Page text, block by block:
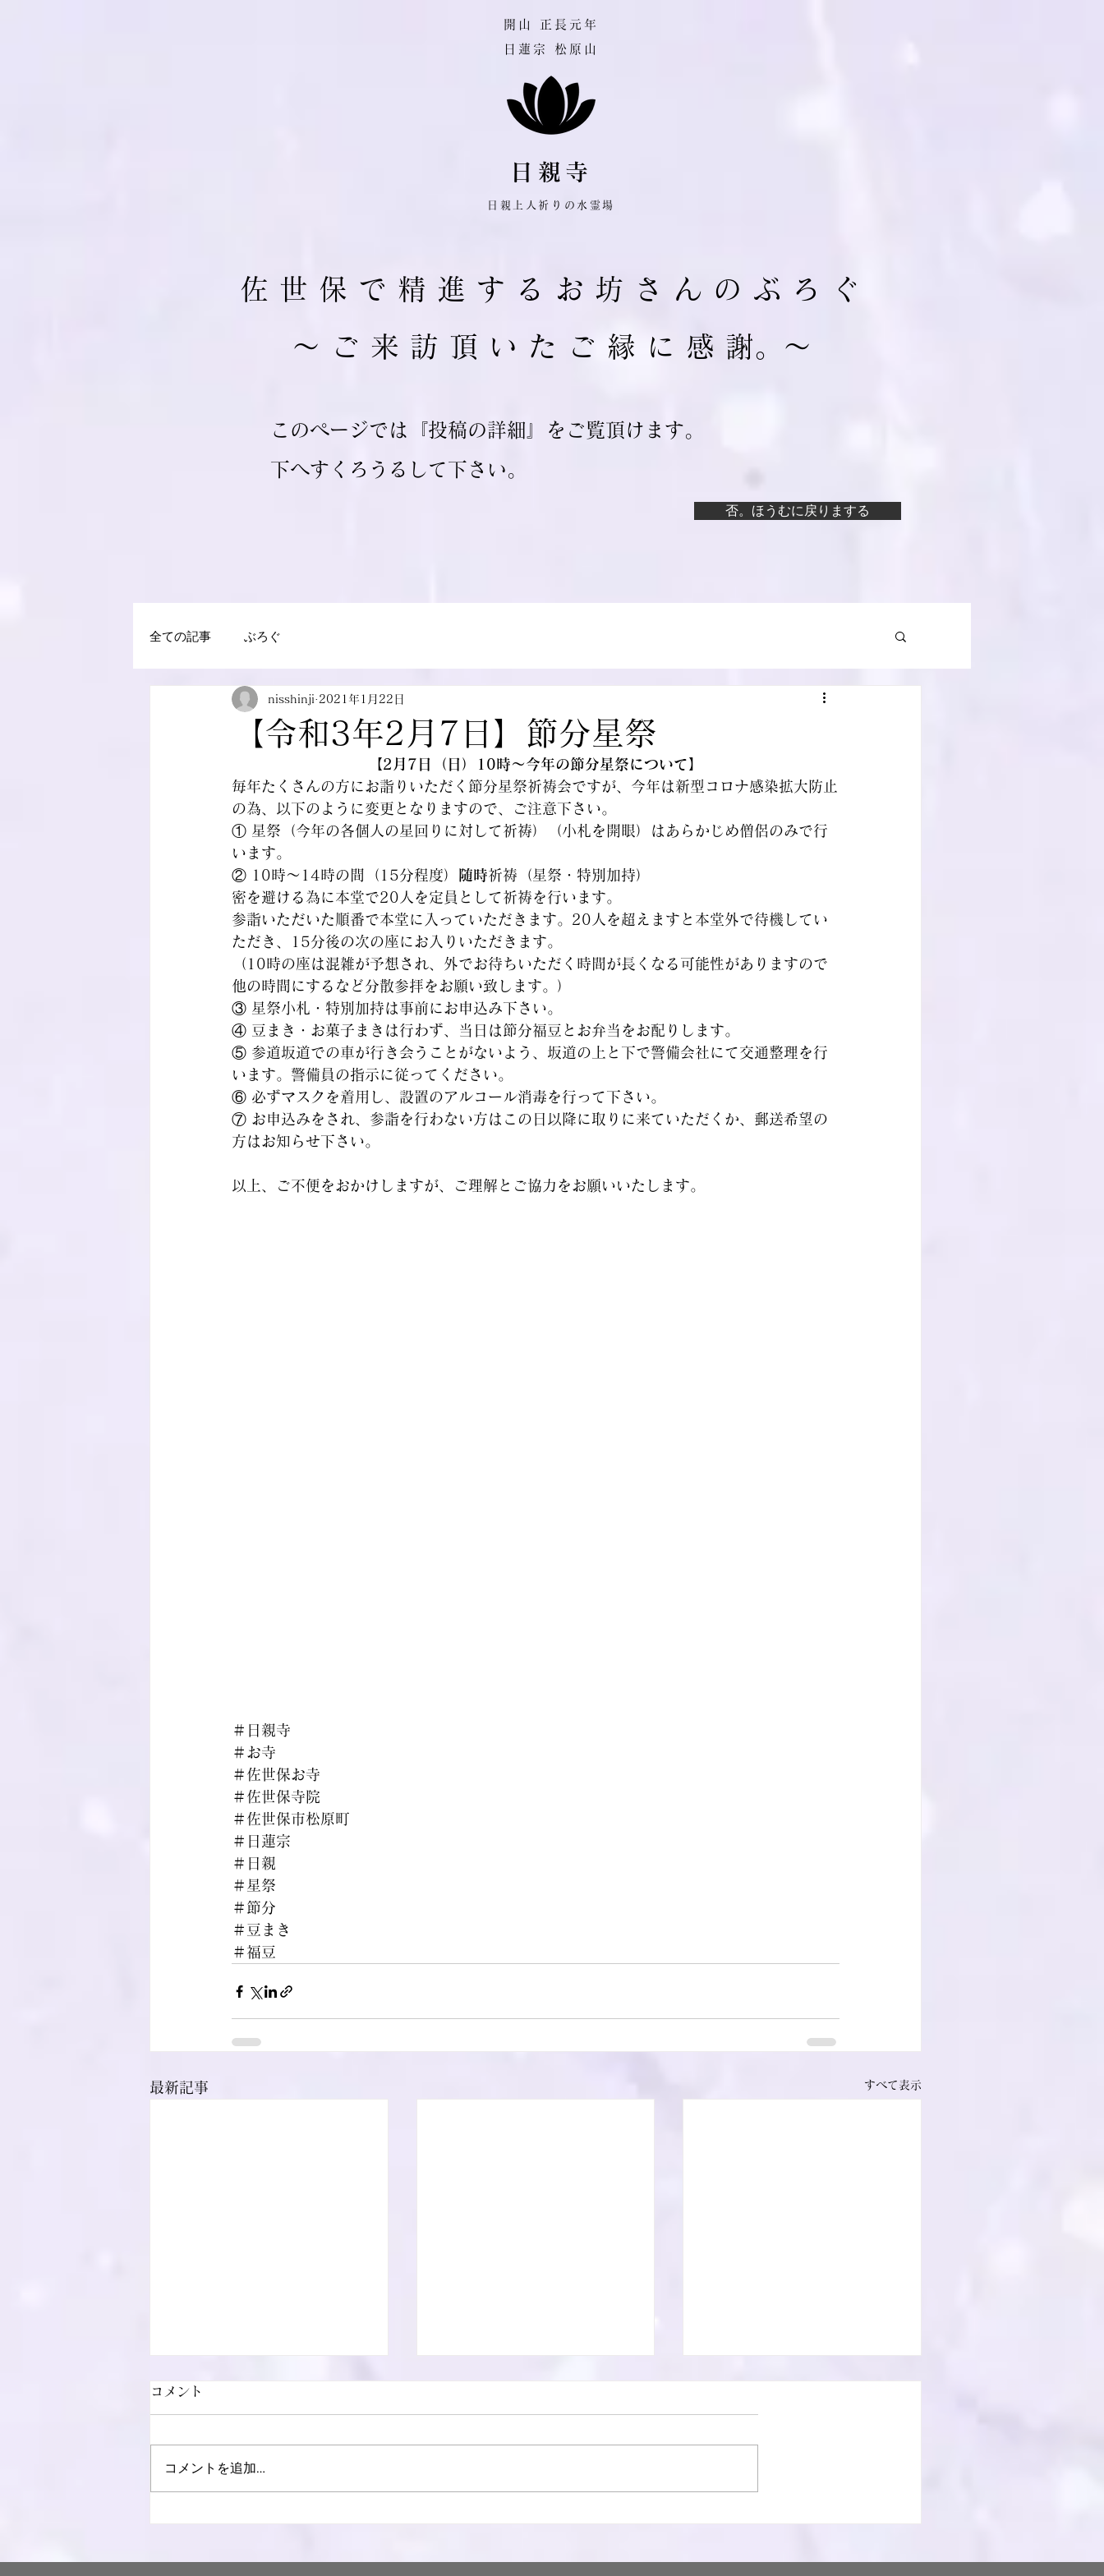
​開山 正長元年
日蓮宗 松原山
日親寺
日親上人祈りの水霊場
佐 世 保 で 精 進 す る お 坊 さ ん の ぶ ろ ぐ
​～ ご 来 訪 頂 い た ご 縁 に 感 謝。～
このページでは『投稿の詳細』をご覧頂けます。
​下へすくろうるして下さい。
否。ほうむに戻りまする
全ての記事 ぶろぐ
【令和3年2月7日】節分星祭
nisshinji 2021年1月22日
【2月7日（日）10時～今年の節分星祭について】
毎年たくさんの方にお詣りいただく節分星祭祈祷会ですが、今年は新型コロナ感染拡大防止
の為、以下のように変更となりますので、ご注意下さい。
① 星祭（今年の各個人の星回りに対して祈祷）（小札を開眼）はあらかじめ僧侶のみで行
います。
② 10時～14時の間（15分程度）
随時祈祷（星祭・特別加持）
密を避ける為に本堂で20人を定員として祈祷を行います。
参詣いただいた順番で本堂に入っていただきます。20人を超えますと本堂外で待機してい
ただき、15分後の次の座にお入りいただきます。
（10時の座は混雑が予想され、外でお待ちいただく時間が長くなる可能性がありますので
他の時間にするなど分散参拝をお願い致します。）
③ 星祭小札・特別加持は事前にお申込み下さい。
④ 豆まき・お菓子まきは行わず、当日は節分福豆とお弁当をお配りします。
⑤ 参道坂道での車が行き会うことがないよう、坂道の上と下で警備会社にて交通整理を行
います。警備員の指示に従ってください。
⑥ 必ずマスクを着用し、設置のアルコール消毒を行って下さい。
⑦ お申込みをされ、参詣を行わない方はこの日以降に取りに来ていただくか、郵送希望の
方はお知らせ下さい。
以上、ご不便をおかけしますが、ご理解とご協力をお願いいたします。
＃日親寺
＃お寺
＃佐世保お寺
＃佐世保寺院
＃佐世保市松原町
＃日蓮宗
＃日親
＃星祭
＃節分
＃豆まき
＃福豆
最新記事 すべて表示
盂蘭盆施餓鬼法要を執り行な
本興寺様頭痛封咒ほうろく祈
コメント
コメントを追加…